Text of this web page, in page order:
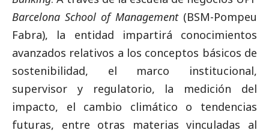
Barcelona School of Management(BSM-Pompeu
Fabra), la entidad impartirá conocimientos
avanzados relativos a los conceptos básicos de
sostenibilidad, el marco institucional,
supervisor y regulatorio, la medición del
impacto, el cambio climático o tendencias
futuras, entre otras materias vinculadas al